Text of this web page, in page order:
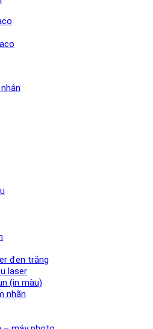
đen trắng
laser
(in màu)
nhãn